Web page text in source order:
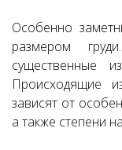
Особенно
размером
существенные
Происходящие
зависят от
а также степени